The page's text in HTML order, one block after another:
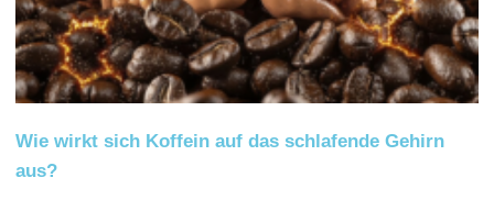
Wie wirkt sich Koffein auf das schlafende Gehirn
aus?